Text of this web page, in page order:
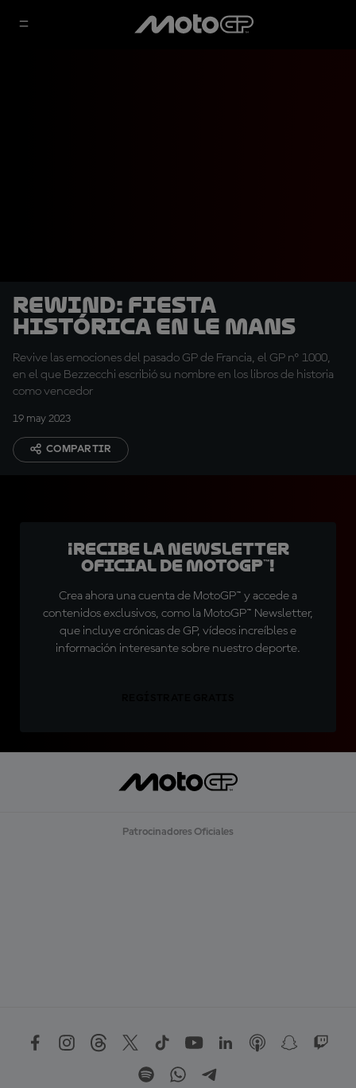
REWIND: Fiesta
histórica en Le Mans
Revive las emociones del pasado GP de Francia, el GP nº 1000,
en el que Bezzecchi escribió su nombre en los libros de historia
como vencedor
19 may 2023
COMPARTIR
¡Recibe la Newsletter
oficial de MotoGP™!
Crea ahora una cuenta de MotoGP™ y accede a
contenidos exclusivos, como la MotoGP™ Newsletter,
que incluye crónicas de GP, vídeos increíbles e
información interesante sobre nuestro deporte.
Patrocinadores Oficiales